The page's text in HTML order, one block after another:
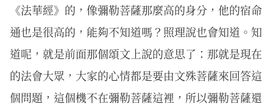
《法華經》的，像彌勒菩薩那麼高的身分，他的宿命
通也是很高的，能夠不知道嗎？照理說也會知道。知
道呢，就是前面那個頌文上說的意思了：那就是現在
的法會大眾，大家的心情都是要由文殊菩薩來回答這
個問題，這個機不在彌勒菩薩這裡，所以彌勒菩薩還